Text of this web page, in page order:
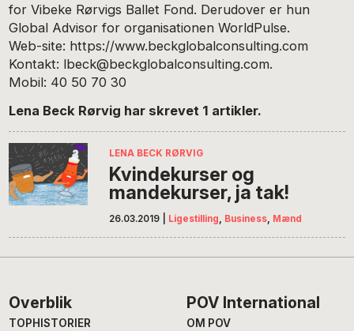
for Vibeke Rørvigs Ballet Fond. Derudover er hun
Global Advisor for organisationen WorldPulse.
Web-site: https://www.beckglobalconsulting.com
Kontakt: lbeck@beckglobalconsulting.com.
Mobil: 40 50 70 30
Lena Beck Rørvig har skrevet 1 artikler.
LENA BECK RØRVIG
Kvindekurser og
mandekurser, ja tak!
26.03.2019 Ligestilling Business Mænd
Footer
Overblik
TOPHISTORIER
POV International
OM POV